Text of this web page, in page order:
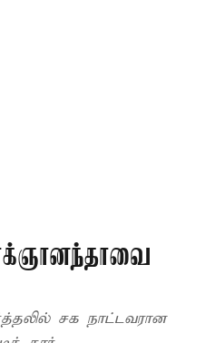
சக நாட்டவரான